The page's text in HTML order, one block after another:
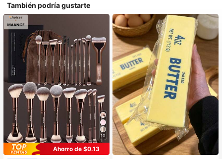
También podría gustarte
10
Ahorro de $0.13